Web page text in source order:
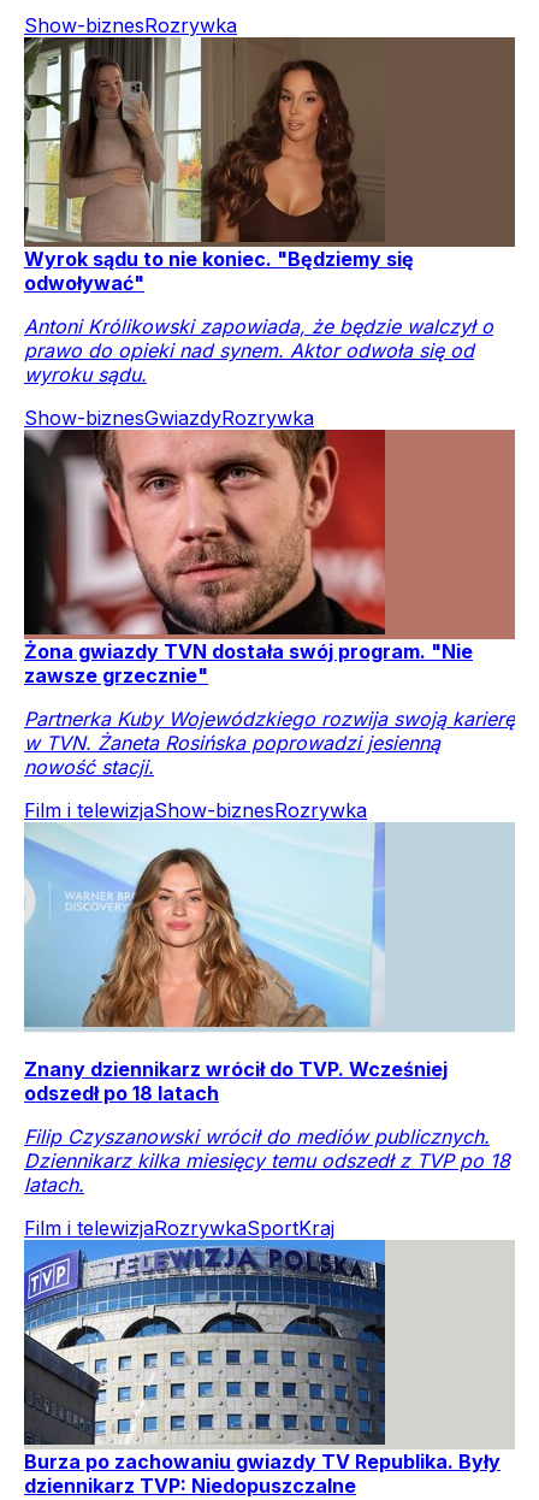
Show-biznesRozrywka
Wyrok sądu to nie koniec. "Będziemy się
odwoływać"
Antoni Królikowski zapowiada, że będzie walczył o
prawo do opieki nad synem. Aktor odwoła się od
wyroku sądu.
Show-biznesGwiazdyRozrywka
Żona gwiazdy TVN dostała swój program. "Nie
zawsze grzecznie"
Partnerka Kuby Wojewódzkiego rozwija swoją karierę
w TVN. Żaneta Rosińska poprowadzi jesienną
nowość stacji.
Film i telewizjaShow-biznesRozrywka
Znany dziennikarz wrócił do TVP. Wcześniej
odszedł po 18 latach
Filip Czyszanowski wrócił do mediów publicznych.
Dziennikarz kilka miesięcy temu odszedł z TVP po 18
latach.
Film i telewizjaRozrywkaSportKraj
Burza po zachowaniu gwiazdy TV Republika. Były
dziennikarz TVP: Niedopuszczalne